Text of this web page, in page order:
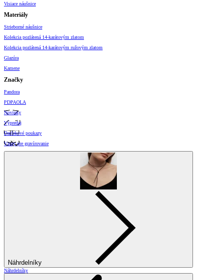
Visiace náušnice
Materiály
Strieborné náušnice
Kolekcia pozlátená 14-karátovým zlatom
Kolekcia pozlátená 14-karátovým ružovým zlatom
Glazúra
Kamene
Značky
Pandora
PDPAOLA
Novinky
Výpredaj
Darčekové poukazy
Vzory pre gravírovanie
Náhrdelníky
Náhrdelníky